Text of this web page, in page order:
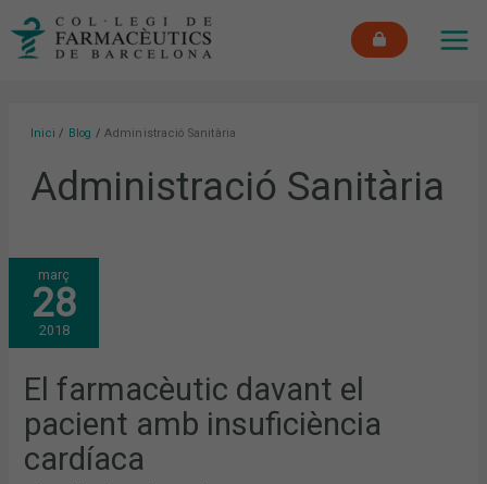
Inici Blog Administració Sanitària
Administració Sanitària
març
28
2018
El farmacèutic davant el
pacient amb insuficiència
cardíaca
EL
FARMACÈUTIC
DAVANT
EL
PACIENT
AMB
INSUFICIÈNCIA